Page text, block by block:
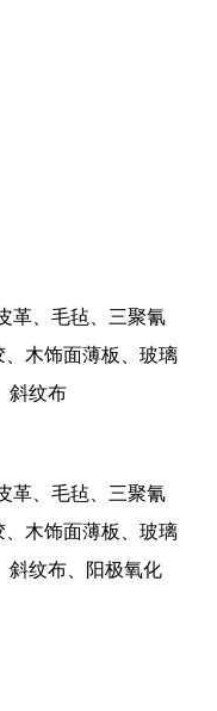
革、毛毡、三聚氰
、木饰面薄板、玻璃
斜纹布
革、毛毡、三聚氰
、木饰面薄板、玻璃
斜纹布、阳极氧化